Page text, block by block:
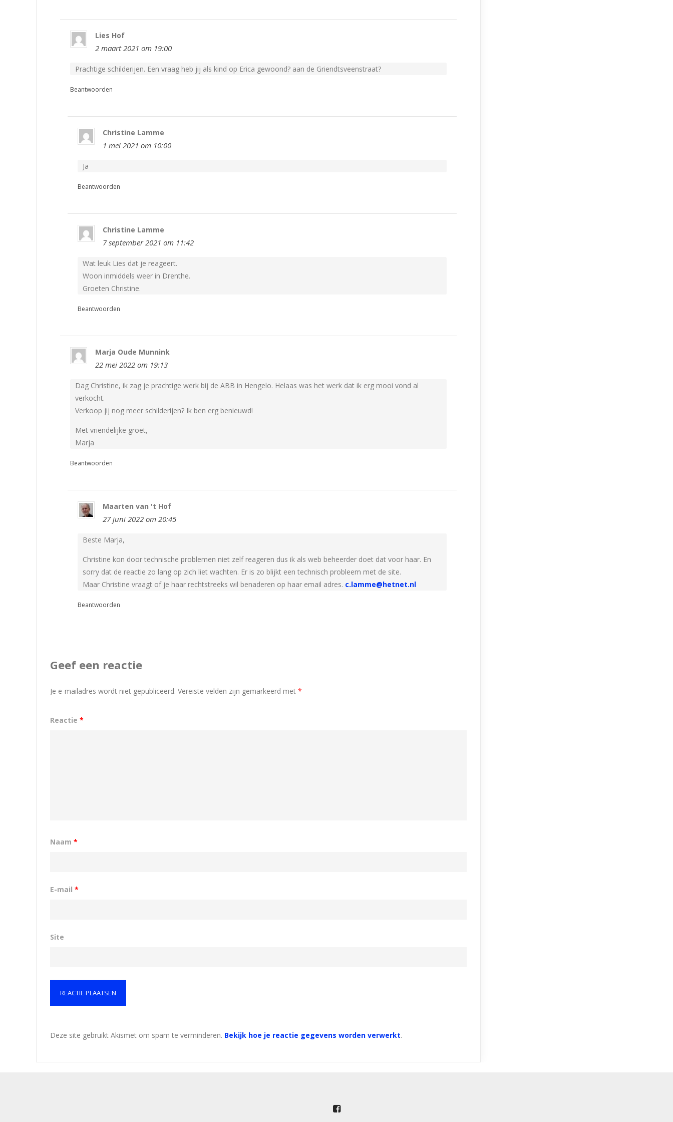
Lies Hof
2 maart 2021 om 19:00
Prachtige schilderijen. Een vraag heb jij als kind op Erica gewoond? aan de Griendtsveenstraat?
Beantwoorden
Christine Lamme
1 mei 2021 om 10:00
Ja
Beantwoorden
Christine Lamme
7 september 2021 om 11:42
Wat leuk Lies dat je reageert.
Woon inmiddels weer in Drenthe.
Groeten Christine.
Beantwoorden
Marja Oude Munnink
22 mei 2022 om 19:13
Dag Christine, ik zag je prachtige werk bij de ABB in Hengelo. Helaas was het werk dat ik erg mooi vond al
verkocht.
Verkoop jij nog meer schilderijen? Ik ben erg benieuwd!
Met vriendelijke groet,
Marja
Beantwoorden
Maarten van 't Hof
27 juni 2022 om 20:45
Beste Marja,
Christine kon door technische problemen niet zelf reageren dus ik als web beheerder doet dat voor haar. En
sorry dat de reactie zo lang op zich liet wachten. Er is zo blijkt een technisch probleem met de site.
Maar Christine vraagt of je haar rechtstreeks wil benaderen op haar email adres. c.lamme@hetnet.nl
Beantwoorden
Geef een reactie
Je e-mailadres wordt niet gepubliceerd. Vereiste velden zijn gemarkeerd met *
Reactie *
Naam *
E-mail *
Site
Deze site gebruikt Akismet om spam te verminderen. Bekijk hoe je reactie gegevens worden verwerkt.